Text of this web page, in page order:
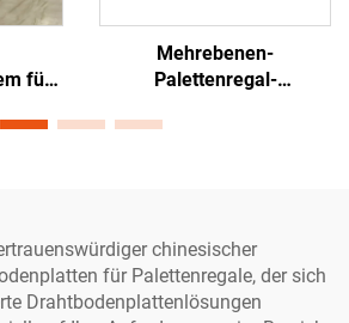
für
Mehrebenen-
Palettenregal-
chinesischer
für Palettenregale, der sich
Drahtbodenplattenlösungen